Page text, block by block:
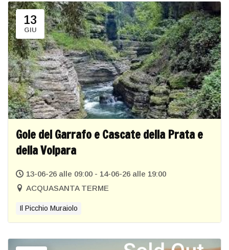
13
GIU
Gole del Garrafo e Cascate della Prata e
della Volpara
13-06-26 alle 09:00 - 14-06-26 alle 19:00
ACQUASANTA TERME
Il Picchio Muraiolo